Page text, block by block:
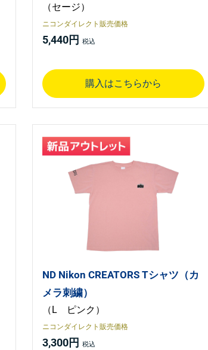
（セージ）
ニコンダイレクト販売価格
5,440円
購入はこちらから
ND Nikon CREATORS Tシャツ（カ
メラ刺繍）
（L ピンク）
ニコンダイレクト販売価格
3,300円